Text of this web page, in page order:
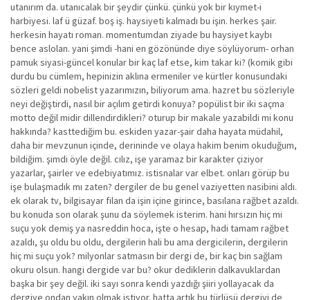
utanırım da. utanıcalak bir şeydir çünkü. çünkü yok bir kıymet-i
harbiyesi. laf ü güzaf. boş iş. haysiyeti kalmadı bu işin. herkes şair.
herkesin hayatı roman. momentumdan ziyade bu haysiyet kaybı
bence aslolan. yani şimdi -hani en gözönünde diye söylüyorum- orhan
pamuk siyasi-güncel konular bir kaç laf etse, kim takar ki? (komik gibi
durdu bu cümlem, hepinizin aklına ermeniler ve kürtler konusundaki
sözleri geldi nobelist yazarımızın, biliyorum ama. hazret bu sözleriyle
neyi değiştirdi, nasıl bir açılım getirdi konuya? popülist bir iki saçma
motto değil midir dillendirdikleri? oturup bir makale yazabildi mi konu
hakkında? kasttediğim bu. eskiden yazar-şair daha hayata müdahil,
daha bir mevzunun içinde, derininde ve olaya hakim benim okuduğum,
bildiğim. şimdi öyle değil. cılız, işe yaramaz bir karakter çiziyor
yazarlar, şairler ve edebiyatımız. istisnalar var elbet. onları görüp bu
işe bulaşmadık mı zaten? dergiler de bu genel vaziyetten nasibini aldı.
ek olarak tv, bilgisayar filan da işin içine girince, basılana rağbet azaldı.
bu konuda son olarak şunu da söylemek isterim. hani hırsızın hiç mi
suçu yok demiş ya nasreddin hoca, işte o hesap, hadi tamam rağbet
azaldı, şu oldu bu oldu, dergilerin hali bu ama dergicilerin, dergilerin
hiç mi suçu yok? milyonlar satmasın bir dergi de, bir kaç bin sağlam
okuru olsun. hangi dergide var bu? okur dediklerin dalkavuklardan
başka bir şey değil. iki sayı sonra kendi yazdığı şiiri yollayacak da
dergiye ondan yakın olmak istiyor. hatta artık bu türlüsü dergiyi de